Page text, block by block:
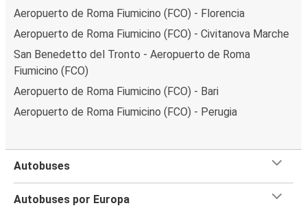
Aeropuerto de Roma Fiumicino (FCO) - Florencia
Aeropuerto de Roma Fiumicino (FCO) - Civitanova Marche
San Benedetto del Tronto - Aeropuerto de Roma
Fiumicino (FCO)
Aeropuerto de Roma Fiumicino (FCO) - Bari
Aeropuerto de Roma Fiumicino (FCO) - Perugia
Autobuses
Autobuses por Europa